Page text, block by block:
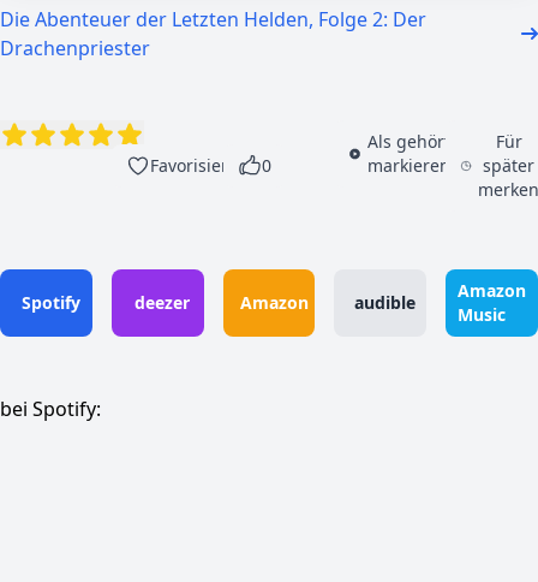
Die Abenteuer der Letzten Helden, Folge 2: Der
Drachenpriester
Favorisieren 0
Als gehört
markieren
Für
später
Spotify deezer Amazon audible
Amazon
Music
bei Spotify: